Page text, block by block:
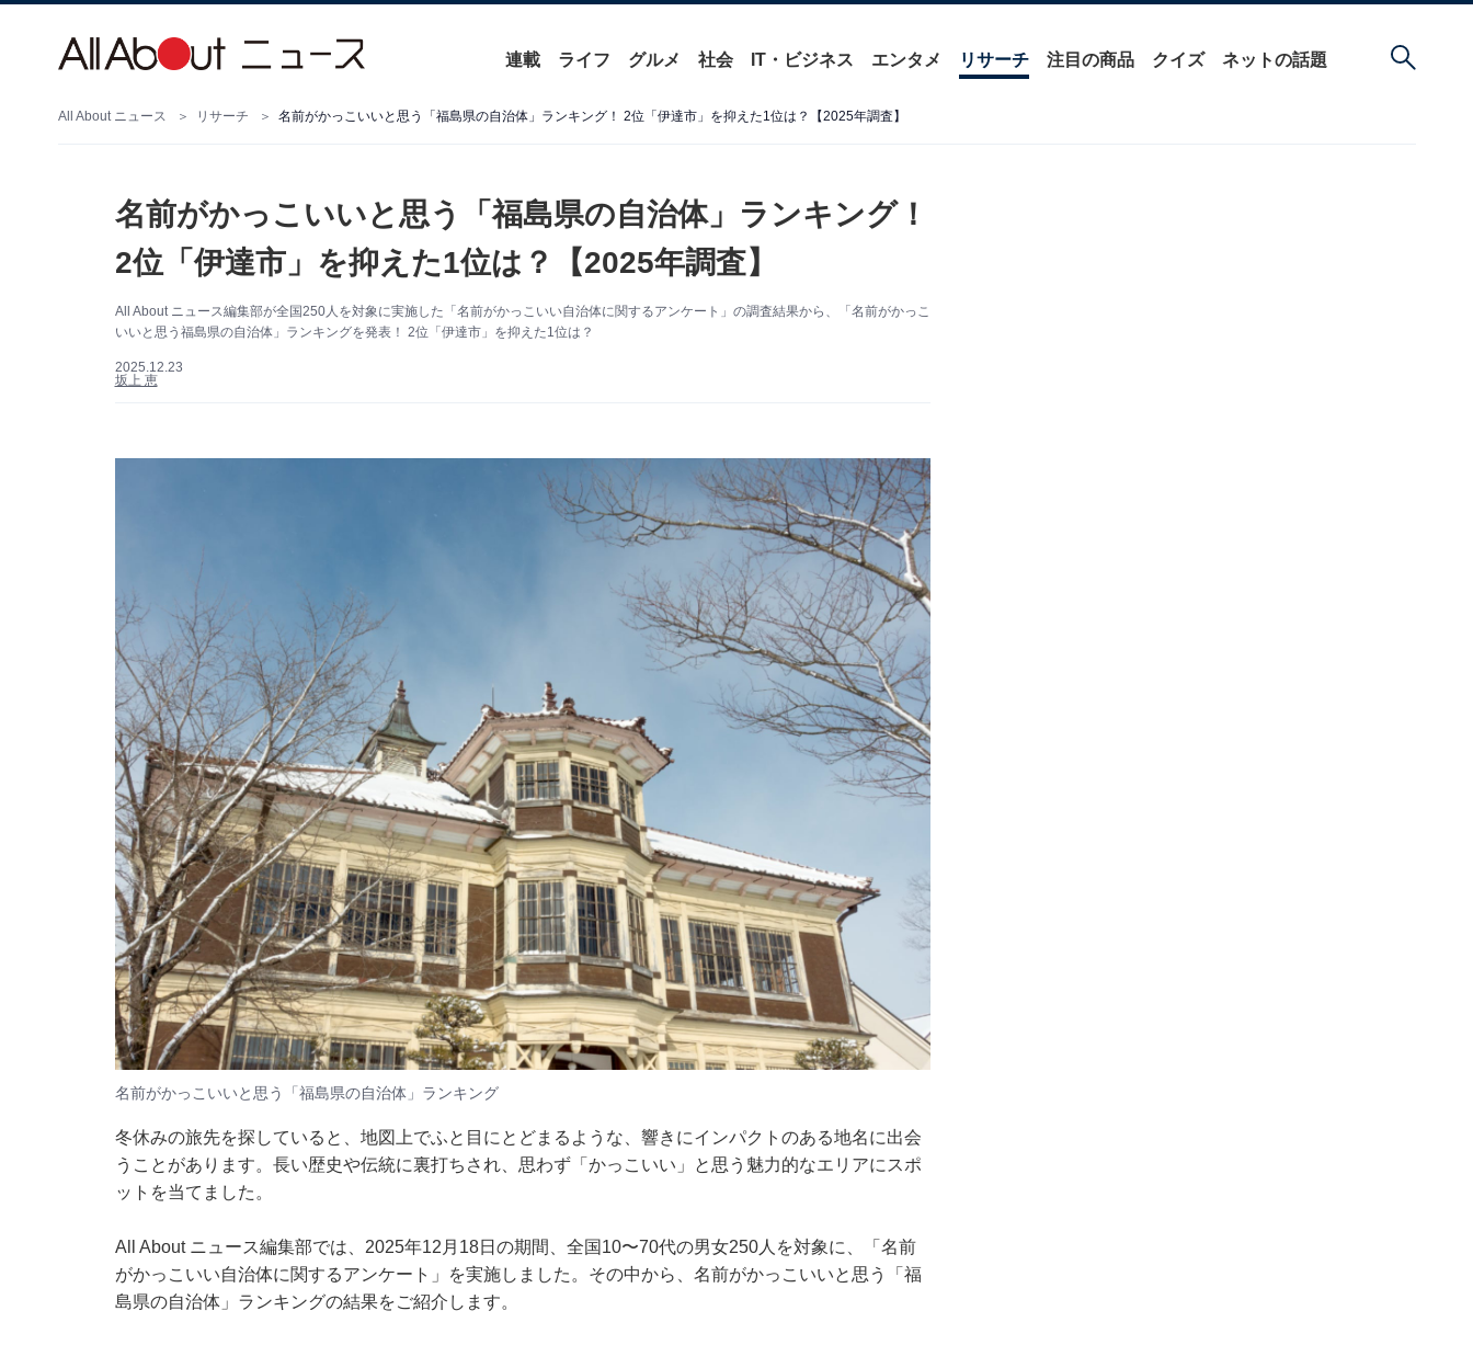
連載 ライフ グルメ 社会 IT・ビジネス エンタメ リサーチ 注目の商品 クイズ ネットの話題
All About ニュース リサーチ 名前がかっこいいと思う「福島県の自治体」ランキング！ 2位「伊達市」を抑えた1位は？【2025年調査】
名前がかっこいいと思う「福島県の自治体」ランキング！
2位「伊達市」を抑えた1位は？【2025年調査】
All About ニュース編集部が全国250人を対象に実施した「名前がかっこいい自治体に関するアンケート」の調査結果から、「名前がかっこ
いいと思う福島県の自治体」ランキングを発表！ 2位「伊達市」を抑えた1位は？
2025.12.23
坂上 恵
名前がかっこいいと思う「福島県の自治体」ランキング
冬休みの旅先を探していると、地図上でふと目にとどまるような、響きにインパクトのある地名に出会
うことがあります。長い歴史や伝統に裏打ちされ、思わず「かっこいい」と思う魅力的なエリアにスポ
ットを当てました。
All About ニュース編集部では、2025年12月18日の期間、全国10〜70代の男女250人を対象に、「名前
がかっこいい自治体に関するアンケート」を実施しました。その中から、名前がかっこいいと思う「福
島県の自治体」ランキングの結果をご紹介します。